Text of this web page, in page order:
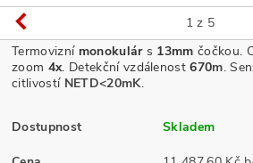
1 z 5
Termovizní monokulárs 13mm čočkou.
zoom 4x. Detekční vzdálenost670m.
citlivostí NETD<20mK.
Dostupnost Skladem